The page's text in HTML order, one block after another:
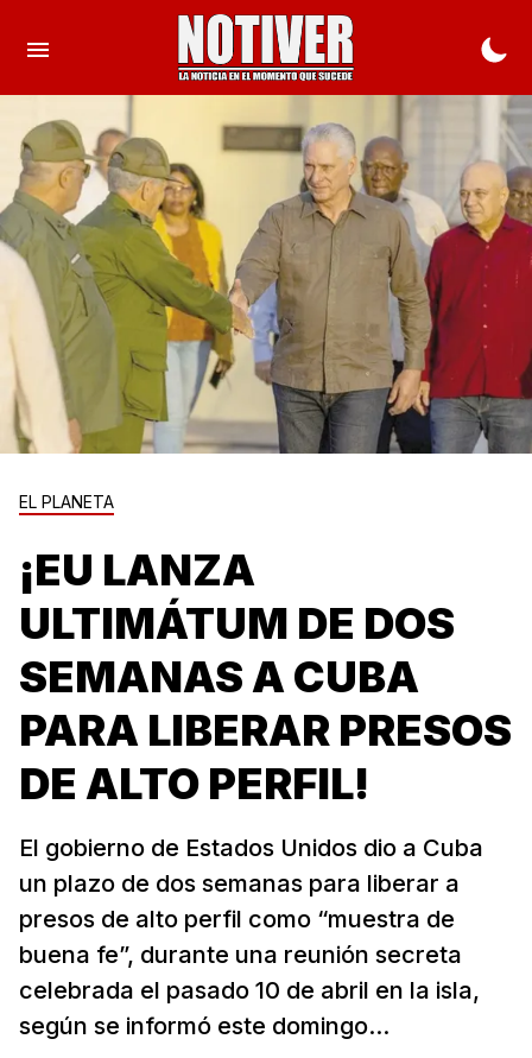
EL PLANETA
¡EU LANZA
ULTIMÁTUM DE DOS
SEMANAS A CUBA
PARA LIBERAR PRESOS
DE ALTO PERFIL!
El gobierno de Estados Unidos dio a Cuba
un plazo de dos semanas para liberar a
presos de alto perfil como “muestra de
buena fe”, durante una reunión secreta
celebrada el pasado 10 de abril en la isla,
según se informó este domingo...